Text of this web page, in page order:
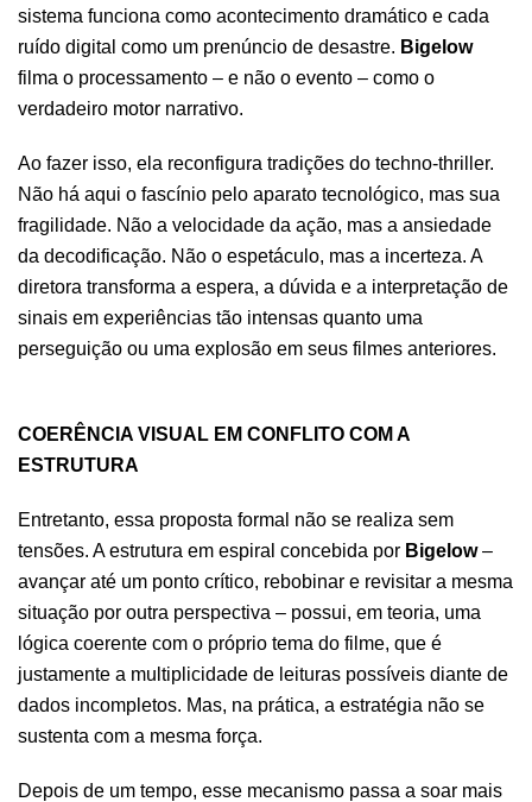
sistema funciona como acontecimento dramático e cada
ruído digital como um prenúncio de desastre. Bigelow
filma o processamento – e não o evento – como o
verdadeiro motor narrativo.
Ao fazer isso, ela reconfigura tradições do techno-thriller.
Não há aqui o fascínio pelo aparato tecnológico, mas sua
fragilidade. Não a velocidade da ação, mas a ansiedade
da decodificação. Não o espetáculo, mas a incerteza. A
diretora transforma a espera, a dúvida e a interpretação de
sinais em experiências tão intensas quanto uma
perseguição ou uma explosão em seus filmes anteriores.
COERÊNCIA VISUAL EM CONFLITO COM A
ESTRUTURA
Entretanto, essa proposta formal não se realiza sem
tensões. A estrutura em espiral concebida por Bigelow–
avançar até um ponto crítico, rebobinar e revisitar a mesma
situação por outra perspectiva – possui, em teoria, uma
lógica coerente com o próprio tema do filme, que é
justamente a multiplicidade de leituras possíveis diante de
dados incompletos. Mas, na prática, a estratégia não se
sustenta com a mesma força.
Depois de um tempo, esse mecanismo passa a soar mais